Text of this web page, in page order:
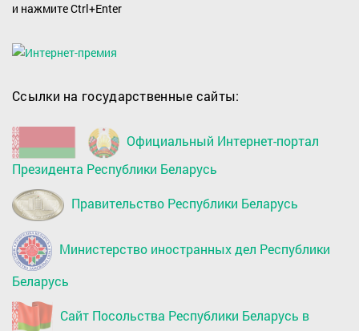
и нажмите Ctrl+Enter
Ссылки на государственные сайты:
Официальный Интернет-портал
Президента Республики Беларусь
Правительство Республики Беларусь
Министерство иностранных дел Республики
Беларусь
Сайт Посольства Республики Беларусь в